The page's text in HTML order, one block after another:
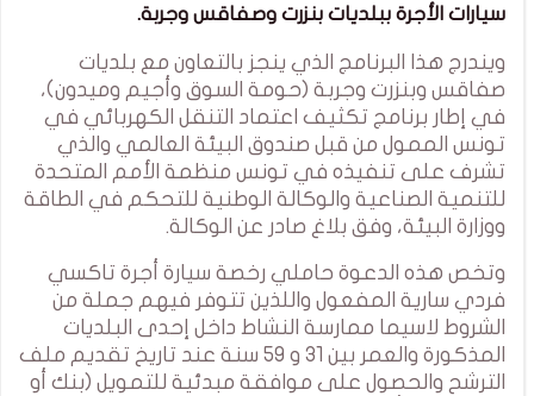
سيارات الأجرة ببلديات بنزرت وصفاقس وجربة.
ويندرج هذا البرنامج الذي ينجز بالتعاون مع بلديات
صفاقس وبنزرت وجربة (حومة السوق وأجيم وميدون)،
في إطار برنامج تكثيف اعتماد التنقل الكهربائي في
تونس الممول من قبل صندوق البيئة العالمي والذي
تشرف على تنفيذه في تونس منظمة الأمم المتحدة
للتنمية الصناعية والوكالة الوطنية للتحكم في الطاقة
ووزارة البيئة، وفق بلاغ صادر عن الوكالة.
وتخص هذه الدعوة حاملي رخصة سيارة أجرة تاكسي
فردي سارية المفعول واللذين تتوفر فيهم جملة من
الشروط لاسيما ممارسة النشاط داخل إحدى البلديات
المذكورة والعمر بين 31 و 59 سنة عند تاريخ تقديم ملف
الترشح والحصول على موافقة مبدئية للتمويل (بنك أو